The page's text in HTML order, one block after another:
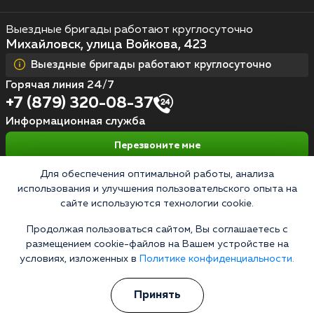
Кодирование алкоголизма
Кодирование от алкоголя на дому
Зашиться от алкоголизма
Кодирование уколом
Выездные бригады работают круглосуточно
Михайловск, улица Войкова, 423
Выездные бригады работают круглосуточно
Горячая линия 24/7
+7 (879) 320-08-37
Информационная служба
Перезвоните мне
Для обеспечения оптимальной работы, анализа
использования и улучшения пользовательского опыта на
сайте используются технологии cookie.
Продолжая пользоваться сайтом, Вы соглашаетесь с
размещением cookie-файлов на Вашем устройстве на
условиях, изложенных в
Политике конфиденциальности.
Принять